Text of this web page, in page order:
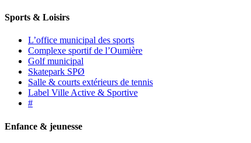
Sports & Loisirs
L’office municipal des sports
Complexe sportif de l’Oumière
Golf municipal
Skatepark SPØ
Salle & courts extérieurs de tennis
Label Ville Active & Sportive
#
Enfance & jeunesse